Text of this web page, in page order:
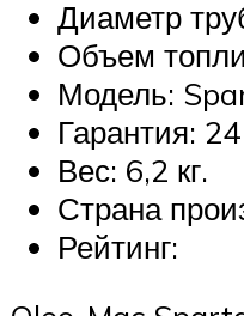
Диаметр
Объем
Модель:
Гарантия:
Вес: 6,2 кг.
Страна
Рейтинг: